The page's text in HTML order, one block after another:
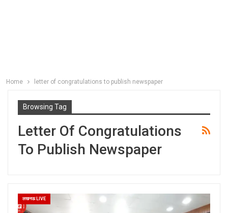
Home letter of congratulations to publish newspaper
Browsing Tag
Letter Of Congratulations
To Publish Newspaper
लखनऊ LIVE